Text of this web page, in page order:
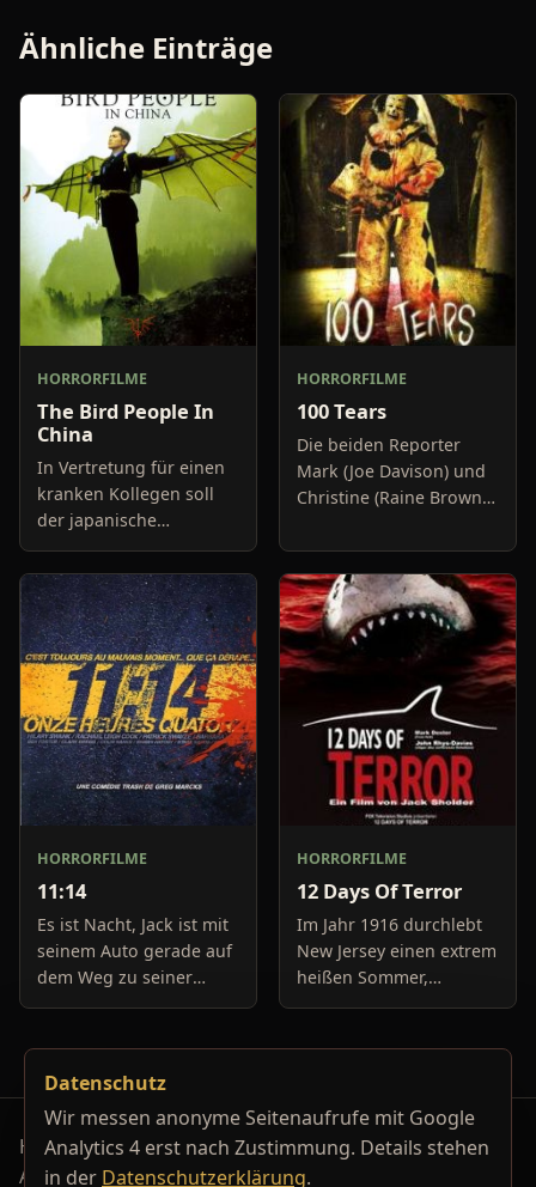
Ähnliche Einträge
HORRORFILME
The Bird People In
China
In Vertretung für einen
kranken Kollegen soll
der japanische
Handelsvertreter Wada
(Masahiro Motoki) im
Auftrag seiner Firma
eine Reise nach China
antreten, u
HORRORFILME
100 Tears
Die beiden Reporter
Mark (Joe Davison) und
Christine (Raine Brown)
auf belanglose
Boulevard-Meldungen
und befassen sich
neuerdings mit Se
HORRORFILME
11:14
Es ist Nacht, Jack ist mit
seinem Auto gerade auf
dem Weg zu seiner
Freundin, um diese
Auto springt auf 11:14h,
genau in dem Moment
fäll
HORRORFILME
12 Days Of Terror
Im Jahr 1916 durchlebt
New Jersey einen extrem
heißen Sommer,
während in Europa der
Bewohner eines kleinen
unter der
Horrorfilm-Reviews, Serienkiller-Profile und Genre-
Archiv.
Datenschutz
Wir messen anonyme Seitenaufrufe mit Google
Analytics 4 erst nach Zustimmung. Details stehen
in der Datenschutzerklärung.